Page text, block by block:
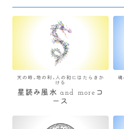
天の時×地の利×人の和にはたらきか
ける
星読み風水 and moreコ
ース